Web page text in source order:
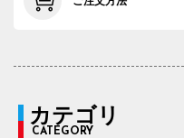
カテゴリ
CATEGORY